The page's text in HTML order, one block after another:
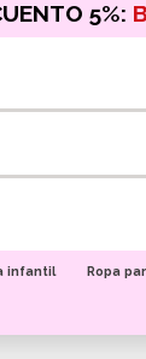
5%:
infantil Ropa